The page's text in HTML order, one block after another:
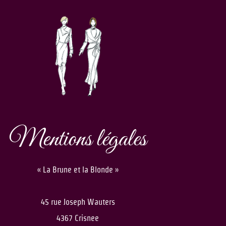
Mentions légales
« La Brune et la Blonde »
45 rue Joseph Wauters
4367 Crisnee